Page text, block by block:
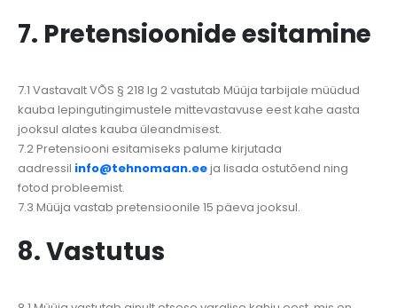
7. Pretensioonide esitamine
7.1 Vastavalt VÕS § 218 lg 2 vastutab Müüja tarbijale müüdud
kauba lepingutingimustele mittevastavuse eest kahe aasta
jooksul alates kauba üleandmisest.
7.2 Pretensiooni esitamiseks palume kirjutada
aadressil info@tehnomaan.eeja lisada ostutõend ning
fotod probleemist.
7.3 Müüja vastab pretensioonile 15 päeva jooksul.
8. Vastutus